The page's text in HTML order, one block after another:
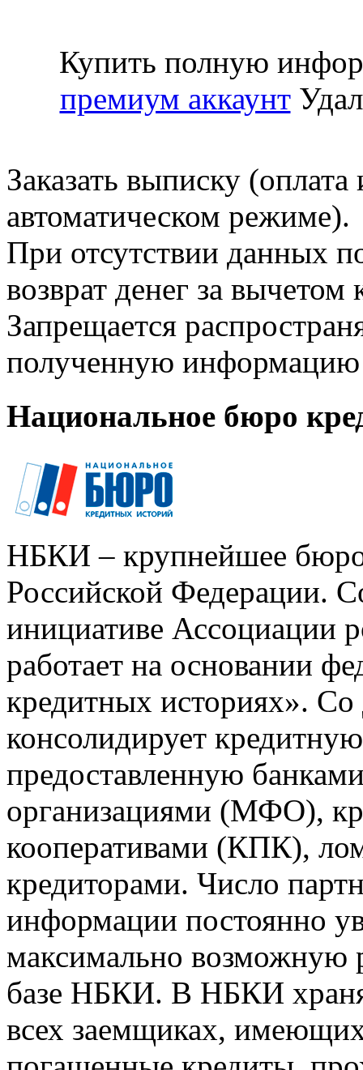
Купить полную
премиум аккаунт
Заказать выписку
автоматическом режиме).
При отсутствии данных
возврат денег за
Запрещается
полученную информацию
Национальное бюро
НБКИ – крупнейшее
Российской Федерации.
инициативе Ассоциации
работает на основании
кредитных историях».
консолидирует
предоставленную
организациями (МФО),
кооперативами (КПК),
кредиторами. Число
информации постоянно
максимально возможную
базе НБКИ. В НБКИ
всех заемщиках,